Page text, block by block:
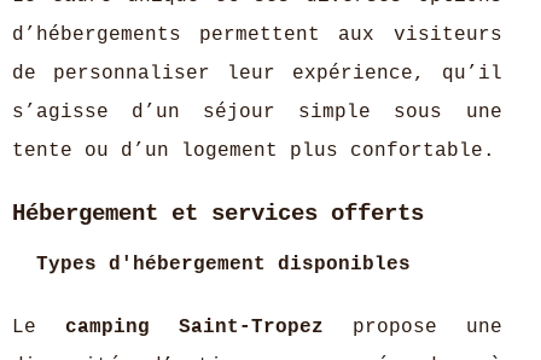
d’hébergements permettent aux visiteurs
de personnaliser leur expérience, qu’il
s’agisse d’un séjour simple sous une
tente ou d’un logement plus confortable.
Hébergement et services offerts
Types d'hébergement disponibles
Le camping Saint-Tropez propose une